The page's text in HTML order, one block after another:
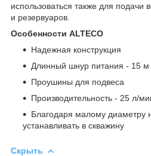
использоваться также для подачи
и резервуаров.
Особенности ALTECO
Надежная конструкция
Длинный шнур питания - 15 м
Проушины для подвеса
Производительность - 25 л/
Благодаря малому диаметру
устанавливать в скважину
Скрыть